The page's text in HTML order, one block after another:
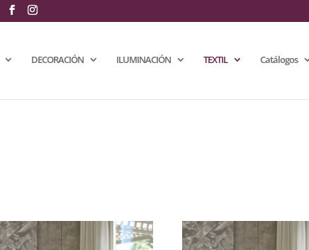
DECORACIÓN ILUMINACIÓN TEXTIL Catálogos